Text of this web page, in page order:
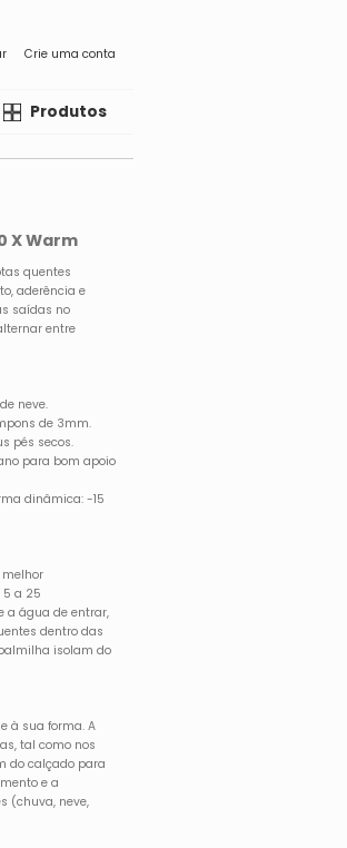
Crie uma conta
LiquidaProdutos
X Warm
quentes
aderência e
saídas no
entre
neve.
de 3mm.
pés secos.
para bom apoio
dinâmica: -15
a 25
a água de entrar,
dentro das
isolam do
à sua forma. A
tal como nos
do calçado para
e a
(chuva, neve,